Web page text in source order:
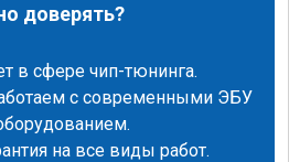
доверять?
в сфере чип-тюнинга.
с современными ЭБУ
на все виды работ.